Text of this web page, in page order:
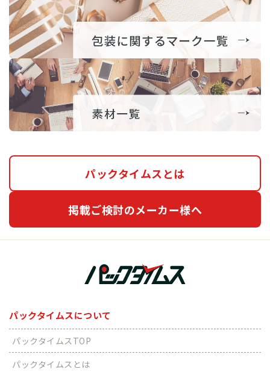
パックタイムスとは
掲載ご検討のメーカー様へ
パックタイムスについて
パックタイムスTOP
パックタイムスとは